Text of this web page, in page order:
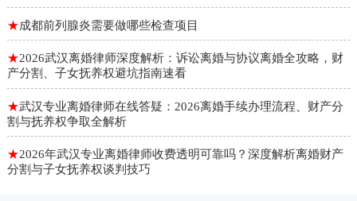
★成都前列腺炎需要做哪些检查项目
★2026武汉离婚律师深度解析：诉讼离婚与协议离婚全攻略，财
产分割、子女抚养权避坑指南速看
★武汉专业离婚律师在线答疑：2026离婚手续办理流程、财产分
割与抚养权争取全解析
★2026年武汉专业离婚律师收费透明可靠吗？深度解析离婚财产
分割与子女抚养权谈判技巧